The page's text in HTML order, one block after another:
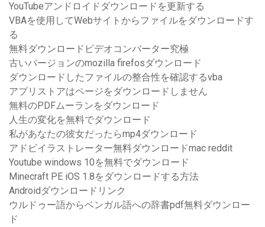
YouTubeアンドロイドダウンロードを更新する
VBAを使用してWebサイトからファイルをダウンロードす
る
無料ダウンロードビデオコンバーター究極
古いバージョンのmozilla firefosダウンロード
ダウンロードしたファイルの整合性を確認するvba
アプリストアはページをダウンロードしません
無料のPDFムーランをダウンロード
人生の変化を無料でダウンロード
私があなたの彼女だったらmp4ダウンロード
アドビイラストレーター無料ダウンロードmac reddit
Youtube windows 10を無料でダウンロード
Minecraft PE iOS 1.8をダウンロードする方法
Androidダウンロードリンク
ウルドゥー語からベンガル語への辞書pdf無料ダウンロー
ド